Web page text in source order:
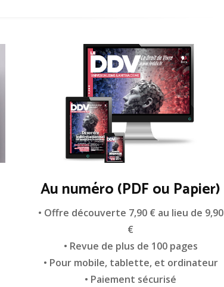
Au numéro (PDF ou Papier)
• Offre découverte 7,90 € au lieu de 9,90
€
• Revue de plus de 100 pages
• Pour mobile, tablette, et ordinateur
• Paiement sécurisé